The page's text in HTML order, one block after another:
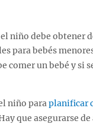
niño debe obtener
para bebés
comer un bebé y si
niño paraplanificar
que asegurarse